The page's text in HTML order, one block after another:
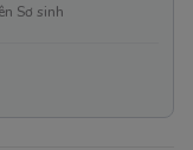
Sơ sinh